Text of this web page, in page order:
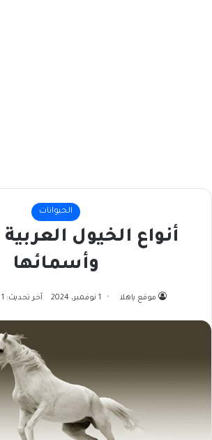
الحيوانات
أنواع الخيول
وأسمائها
موقع ياهلا 1 نوفمبر، 2024 آخر تحديث: 1 نوفمبر، 2024